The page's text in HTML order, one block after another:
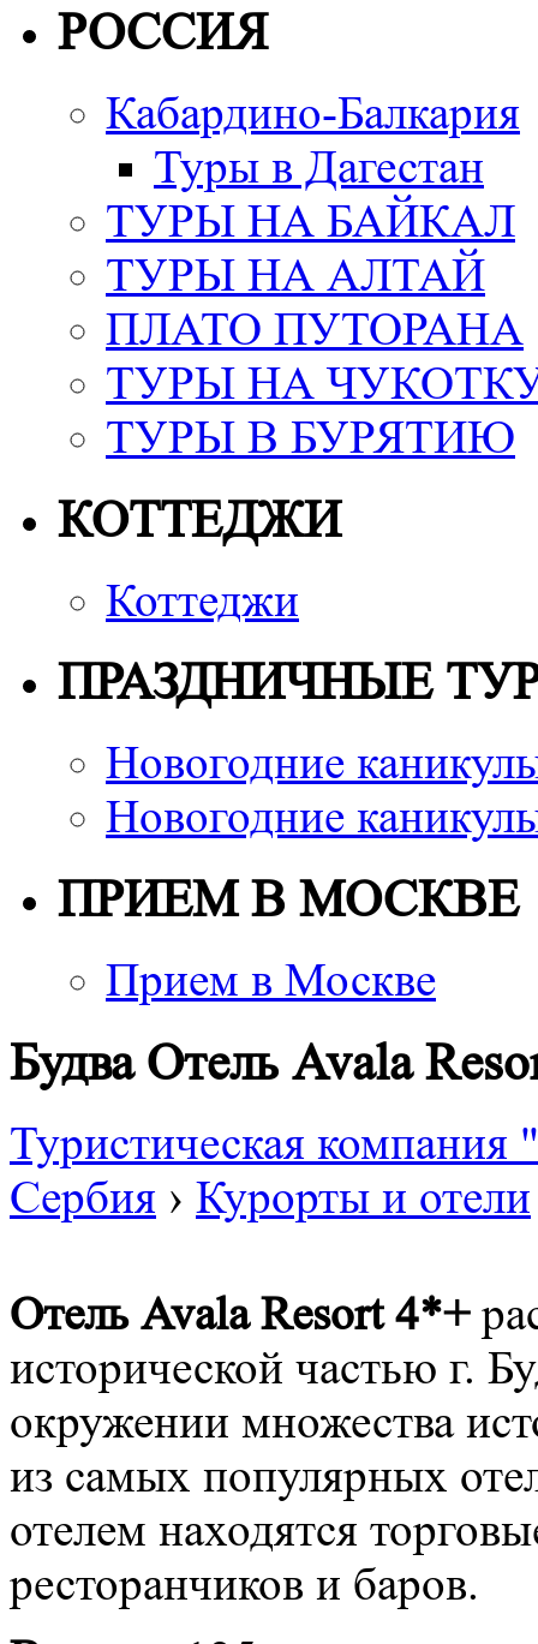
РОССИЯ
Кабардино-Балкария
Туры в Дагестан
ТУРЫ НА БАЙКАЛ
ТУРЫ НА АЛТАЙ
ПЛАТО ПУТОРАНА
ТУРЫ НА
ТУРЫ В БУРЯТИЮ
КОТТЕДЖИ
Коттеджи
ПРАЗДНИЧНЫЕ
Новогодние
Новогодние
ПРИЕМ В МОСКВЕ
Прием в Москве
Будва Отель Avala
Туристическая
Сербия › Курорты и отели
Отель Avala Resort 4*+
исторической частью г.
окружении множества
из самых популярных
отелем находятся
ресторанчиков и баров.